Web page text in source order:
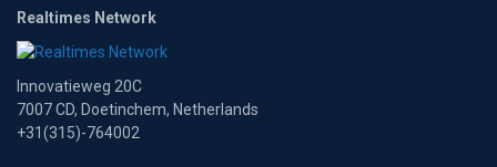
Realtimes Network
Innovatieweg 20C
7007 CD, Doetinchem, Netherlands
+31(315)-764002